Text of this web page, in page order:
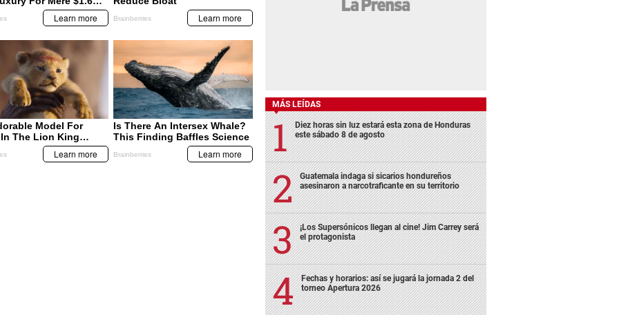
MÁS LEÍDAS
Diez horas sin luz estará esta zona de Honduras
este sábado 8 de agosto
Guatemala indaga si sicarios hondureños
asesinaron a narcotraficante en su territorio
¡Los Supersónicos llegan al cine! Jim Carrey será
el protagonista
Fechas y horarios: así se jugará la jornada 2 del
torneo Apertura 2026